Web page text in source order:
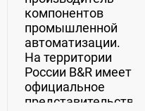
компонентов
промышленной
автоматизации.
На территории
России B&R имеет
официальное
представительство